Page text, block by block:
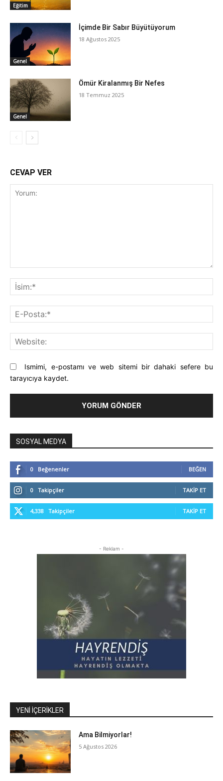
Eğitim
Genel
İçimde Bir Sabır Büyütüyorum
18 Ağustos 2025
Genel
Ömür Kiralanmış Bir Nefes
18 Temmuz 2025
CEVAP VER
Ismimi, e-postamı ve web sitemi bir dahaki sefere bu
tarayıcıya kaydet.
SOSYAL MEDYA
0 Beğenenler BEĞEN
0 Takipçiler TAKIP ET
4,338 Takipçiler TAKIP ET
- Reklam -
YENI İÇERIKLER
Ama Bilmiyorlar!
5 Ağustos 2026